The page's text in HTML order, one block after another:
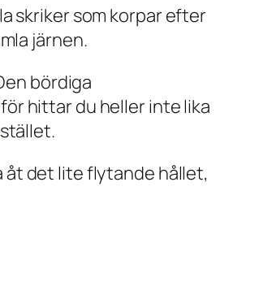
skriker som korpar efter
järnen.
bördiga
hittar du heller inte lika
åt det lite flytande hållet,